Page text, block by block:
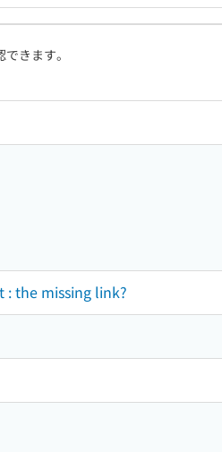
きます。
the missing link?